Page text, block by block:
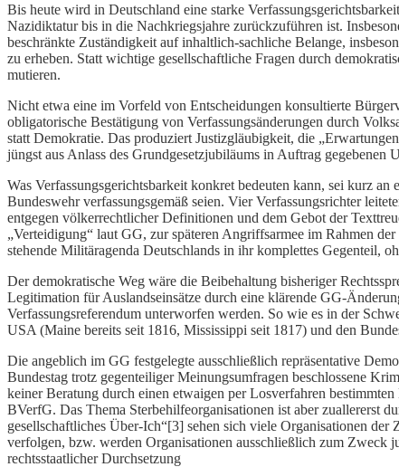
Bis heute wird in Deutschland eine starke
Nazidiktatur bis in die Nachkriegsjahre zurückzuführen ist.
beschränkte Zuständigkeit auf inhaltlich-sachliche Belange,
zu erheben. Statt wichtige gesellschaftliche Fragen durch
mutieren.
Nicht etwa eine im Vorfeld von Entscheidungen konsultierte
obligatorische Bestätigung von Verfassungsänderungen durch
statt Demokratie. Das produziert Justizgläubigkeit, die
jüngst aus Anlass des Grundgesetzjubiläums in Auftrag
Was Verfassungsgerichtsbarkeit konkret bedeuten kann, sei kurz
Bundeswehr verfassungsgemäß seien. Vier Verfassungsrichter
entgegen völkerrechtlicher Definitionen und dem Gebot der
„Verteidigung“ laut GG, zur späteren Angriffsarmee im Rahmen
stehende Militäragenda Deutschlands in ihr komplettes Gegenteil,
Der demokratische Weg wäre die Beibehaltung bisheriger
Legitimation für Auslandseinsätze durch eine klärende GG-
Verfassungsreferendum unterworfen werden. So wie es in der
USA (Maine bereits seit 1816, Mississippi seit 1817) und den
Die angeblich im GG festgelegte ausschließlich repräsentative
Bundestag trotz gegenteiliger Meinungsumfragen beschlossene
keiner Beratung durch einen etwaigen per Losverfahren
BVerfG. Das Thema Sterbehilfeorganisationen ist aber zuallererst
gesellschaftliches Über-Ich“[3] sehen sich viele Organisationen
verfolgen, bzw. werden Organisationen ausschließlich zum Zweck
rechtsstaatlicher Durchsetzung